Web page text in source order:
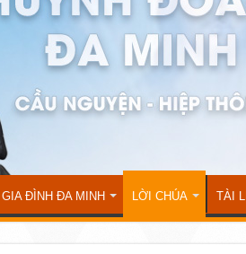
GIA ĐÌNH ĐA MINH LỜI CHÚA TÀI